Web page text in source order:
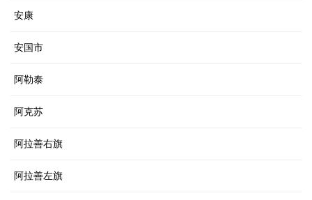
安康
安国市
阿勒泰
阿克苏
阿拉善右旗
阿拉善左旗